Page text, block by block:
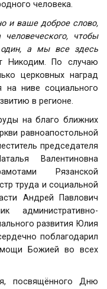
человека.
и ваше доброе слово,
чтобы
один, а мы все здесь
Никодим. По случаю
церковных наград
на ниве социального
в регионе.
на благо ближних
равноапостольной
председателя
Валентиновна
Рязанской
труда и социальной
Андрей Павлович
административно-
развития Юлия
поблагодарил
Божией во всех
посвящённого Дню